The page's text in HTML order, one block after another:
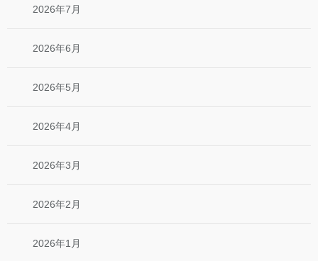
2026年7月
2026年6月
2026年5月
2026年4月
2026年3月
2026年2月
2026年1月